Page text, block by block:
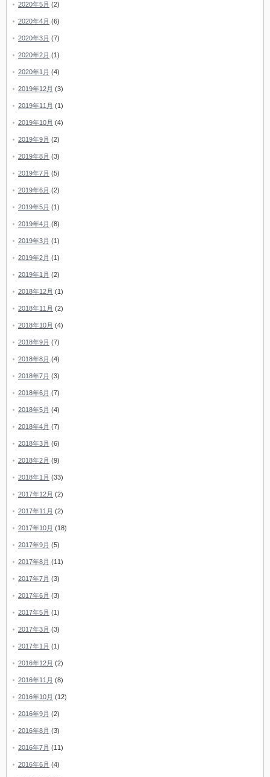
2020年5月 (2)
2020年4月 (6)
2020年3月 (7)
2020年2月 (1)
2020年1月 (4)
2019年12月 (3)
2019年11月 (1)
2019年10月 (4)
2019年9月 (2)
2019年8月 (3)
2019年7月 (5)
2019年6月 (2)
2019年5月 (1)
2019年4月 (8)
2019年3月 (1)
2019年2月 (1)
2019年1月 (2)
2018年12月 (1)
2018年11月 (2)
2018年10月 (4)
2018年9月 (7)
2018年8月 (4)
2018年7月 (3)
2018年6月 (7)
2018年5月 (4)
2018年4月 (7)
2018年3月 (6)
2018年2月 (9)
2018年1月 (33)
2017年12月 (2)
2017年11月 (2)
2017年10月 (18)
2017年9月 (5)
2017年8月 (11)
2017年7月 (3)
2017年6月 (3)
2017年5月 (1)
2017年3月 (3)
2017年1月 (1)
2016年12月 (2)
2016年11月 (8)
2016年10月 (12)
2016年9月 (2)
2016年8月 (3)
2016年7月 (11)
2016年6月 (4)